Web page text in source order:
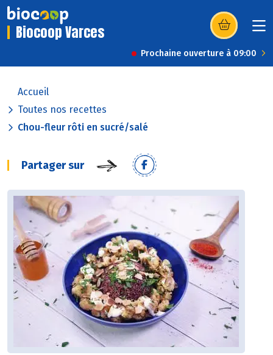
Biocoop Varces (s’ouvre dans
Prochaine ouverture à 09:00
Accueil
Toutes nos recettes
Chou-fleur rôti en sucré/salé
Partager sur